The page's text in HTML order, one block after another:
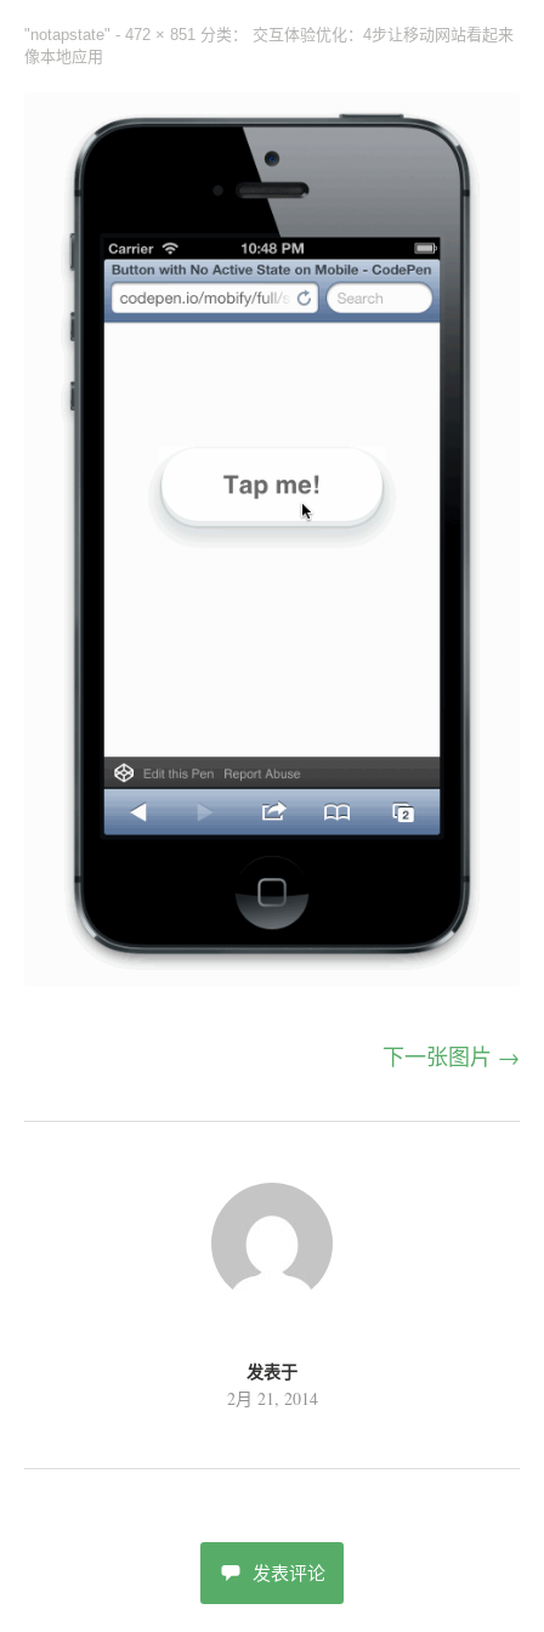
"notapstate" - 472 × 851 分类： 交互体验优化：4步让移动网站看起来
像本地应用
下一张图片 →
发表于
2月 21, 2014
发表评论